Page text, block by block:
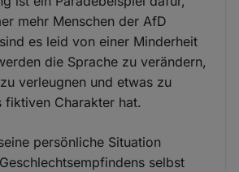
mehr Menschen der AfD
es leid von einer Minderheit
die Sprache zu verändern,
verleugnen und etwas zu
fiktiven Charakter hat.
persönliche Situation
selbst